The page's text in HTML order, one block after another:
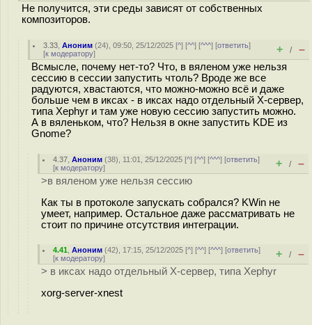
Не получится, эти среды зависят от собственных
композиторов.
3.33 ,Аноним (24), 09:50, 25/12/2025 [^] [^^] [^^^] [ответить]
[к модератору] + / –
Всмысле, почему нет-то? Что, в вяленом уже нельзя
сессию в сессии запустить чтоль? Вроде же все
радуются, хвастаются, что можно-можно всё и даже
больше чем в иксах - в иксах надо отдельный X-сервер,
типа Xephyr и там уже новую сессию запустить можно.
А в вяленьком, что? Нельзя в окне запустить KDE из
Gnome?
4.37 ,Аноним (38), 11:01, 25/12/2025 [^] [^^] [^^^] [ответить]
[к модератору] + / –
>в вяленом уже нельзя сессию
Как ты в протоколе запускать собрался? KWin не
умеет, например. Остальное даже рассматривать не
стоит по причине отсутствия интеграции.
4.41 ,Аноним (42), 17:15, 25/12/2025 [^] [^^] [^^^] [ответить]
[к модератору] + / –
> в иксах надо отдельный X-сервер, типа Xephyr
xorg-server-xnest